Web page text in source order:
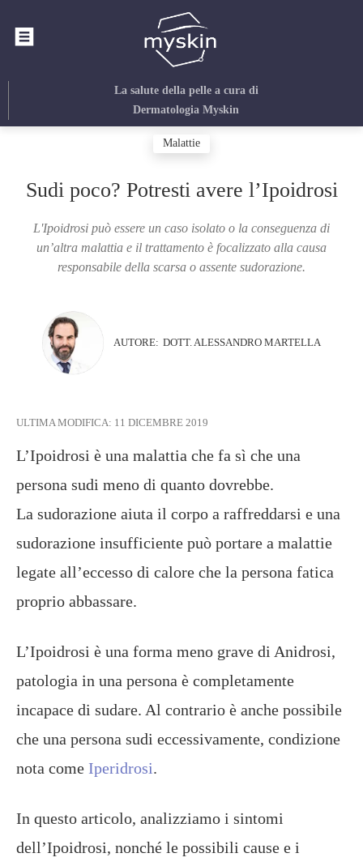
La salute della pelle a cura di
Dermatologia Myskin
Malattie
Sudi poco? Potresti avere l’Ipoidrosi
L'Ipoidrosi può essere un caso isolato o la conseguenza di
un’altra malattia e il trattamento è focalizzato alla causa
responsabile della scarsa o assente sudorazione.
AUTORE: DOTT. ALESSANDRO MARTELLA
ULTIMA MODIFICA: 11 DICEMBRE 2019
L’Ipoidrosi è una malattia che fa sì che una
persona sudi meno di quanto dovrebbe.
La sudorazione aiuta il corpo a raffreddarsi e una
sudorazione insufficiente può portare a malattie
legate all’eccesso di calore che la persona fatica
proprio abbassare.
L’Ipoidrosi è una forma meno grave di Anidrosi,
patologia in una persona è completamente
incapace di sudare. Al contrario è anche possibile
che una persona sudi eccessivamente, condizione
nota come Iperidrosi.
In questo articolo, analizziamo i sintomi
dell’Ipoidrosi, nonché le possibili cause e i